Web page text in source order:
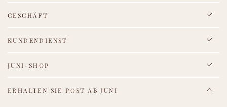
GESCHÄFT
KUNDENDIENST
JUNI-SHOP
ERHALTEN SIE POST AB JUNI